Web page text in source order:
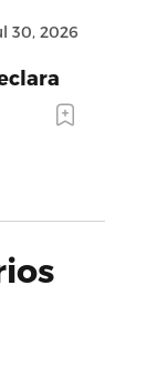
30, 2026